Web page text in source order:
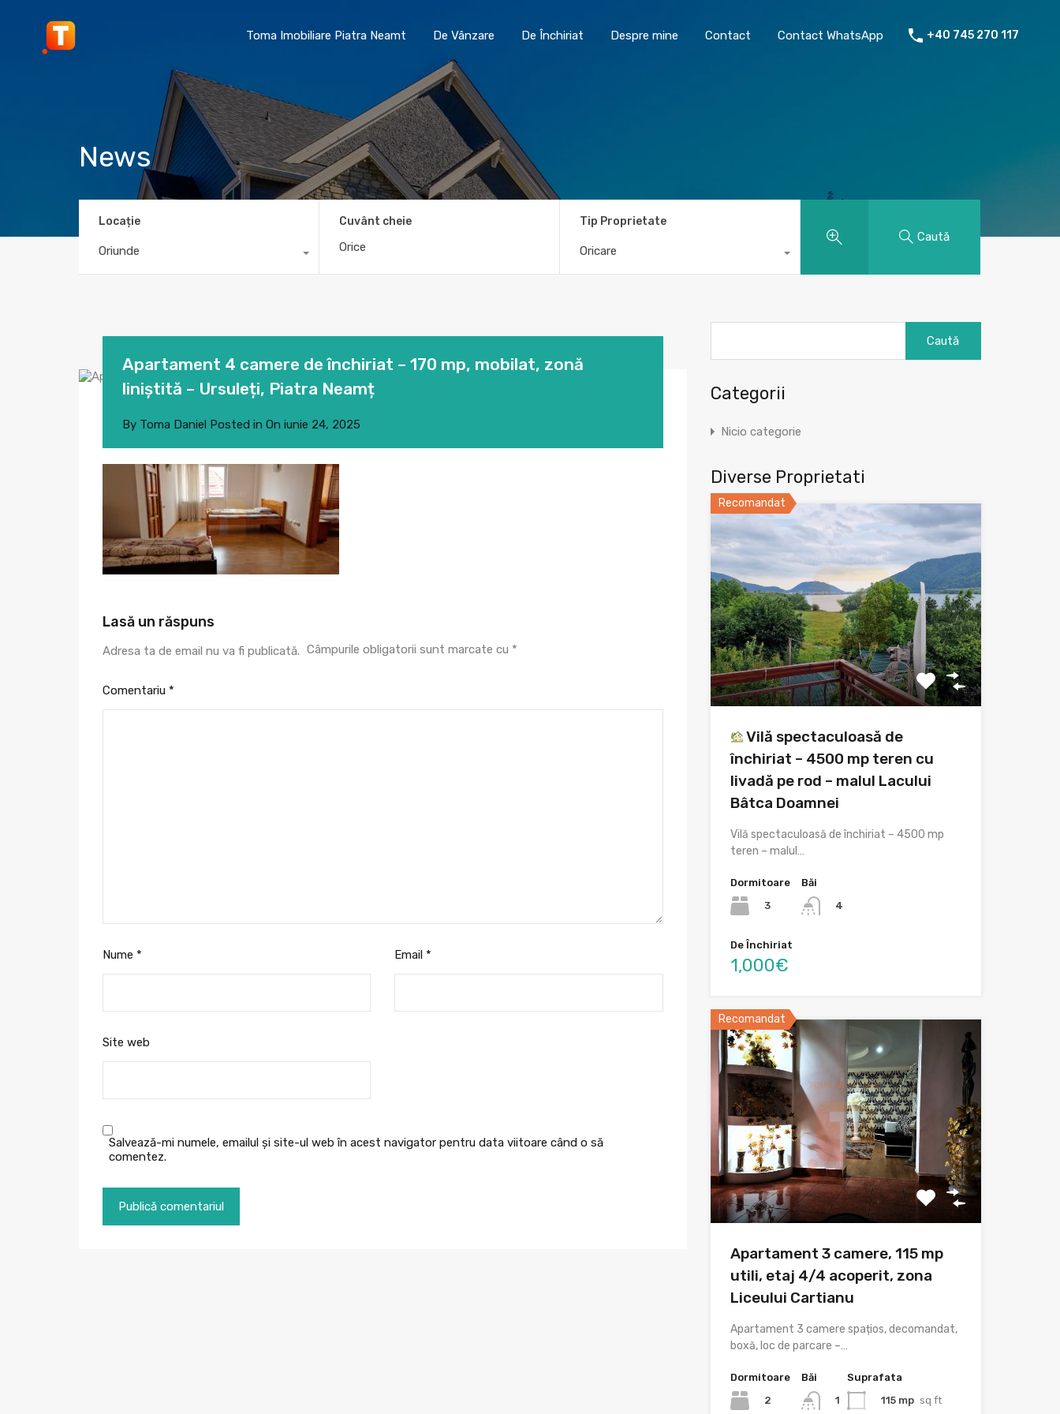
Toma Imobiliare Piatra Neamt De Vânzare De Închiriat Despre mine Contact Contact WhatsApp
Toma Imobiliare Piatra Neamt De Vânzare De Închiriat Despre mine Contact Contact WhatsApp +40 745 270 117
News
Locație
Oriunde
Cuvânt cheie Tip Proprietate
Oricare
Caută
Apartament 4 camere de închiriat – 170 mp, mobilat, zonă
liniștită – Ursuleți, Piatra Neamț
By Toma Daniel Posted in On iunie 24, 2025
Lasă un răspuns
Adresa ta de email nu va fi publicată. Câmpurile obligatorii sunt marcate cu *
Comentariu *
Nume * Email *
Site web
Salvează-mi numele, emailul și site-ul web în acest navigator pentru data viitoare când o să
comentez.
după:
Categorii
Nicio categorie
Diverse Proprietati
Recomandat
Vilă spectaculoasă de
închiriat – 4500 mp teren cu
livadă pe rod – malul Lacului
Bâtca Doamnei
Vilă spectaculoasă de închiriat – 4500 mp
teren – malul…
Dormitoare
3
Băi
4
De Închiriat
1,000€
Recomandat
Apartament 3 camere, 115 mp
utili, etaj 4/4 acoperit, zona
Liceului Cartianu
Apartament 3 camere spațios, decomandat,
boxă, loc de parcare –…
Dormitoare
2
Băi
1
Suprafata
115 mp sq ft